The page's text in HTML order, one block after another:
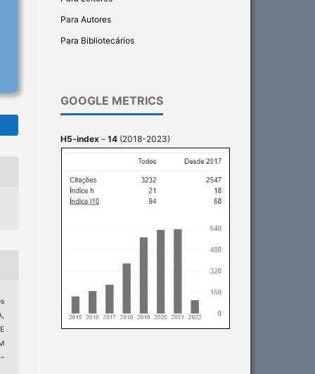
Para Autores
Para Bibliotecários
GOOGLE METRICS
H5-index – 14 (2018-2023)